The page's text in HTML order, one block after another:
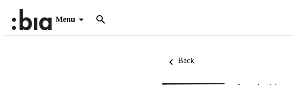
Menu
Back